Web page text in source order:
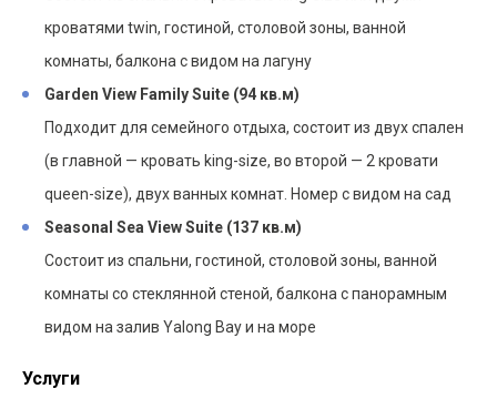
кроватями twin, гостиной, столовой зоны, ванной
комнаты, балкона с видом на лагуну
Garden View Family Suite (94 кв.м)
Подходит для семейного отдыха, состоит из двух спален
(в главной — кровать king-size, во второй — 2 кровати
queen-size), двух ванных комнат. Номер с видом на сад
Seasonal Sea View Suite (137 кв.м)
Состоит из спальни, гостиной, столовой зоны, ванной
комнаты со стеклянной стеной, балкона с панорамным
видом на залив Yalong Bay и на море
Услуги